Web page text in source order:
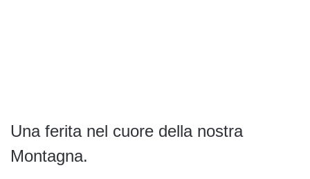
Una ferita nel cuore della nostra
Montagna.